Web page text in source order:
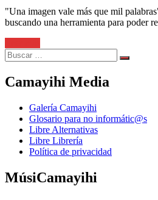
"Una imagen vale más que mil
buscando una herramienta para poder
Search
for:
Search
Camayihi Media
Galería Camayihi
Glosario para no informátic@s
Libre Alternativas
Libre Librería
Política de privacidad
MúsiCamayihi